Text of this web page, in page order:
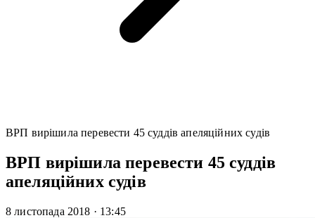
ВРП вирішила перевести 45 суддів апеляційних судів
ВРП вирішила перевести 45 суддів
апеляційних судів
8 листопада 2018 · 13:45